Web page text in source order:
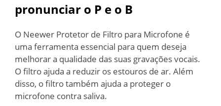
pronunciar o P e o B
O Neewer Protetor de Filtro para Microfone é
uma ferramenta essencial para quem deseja
melhorar a qualidade das suas gravações vocais.
O filtro ajuda a reduzir os estouros de ar. Além
disso, o filtro também ajuda a proteger o
microfone contra saliva.